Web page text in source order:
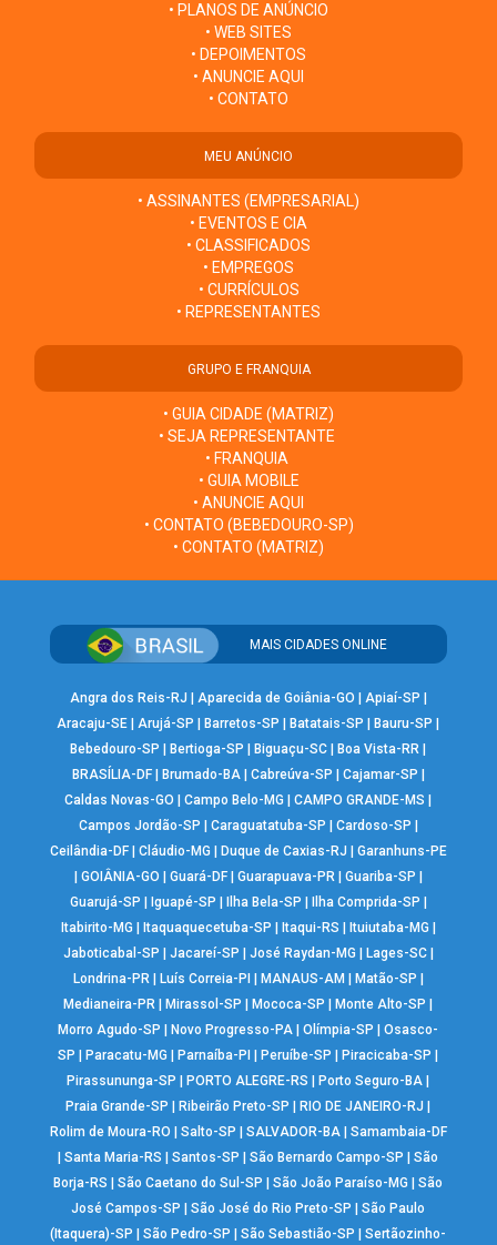
• PLANOS DE ANÚNCIO
• WEB SITES
• DEPOIMENTOS
• ANUNCIE AQUI
• CONTATO
MEU ANÚNCIO
• ASSINANTES (EMPRESARIAL)
• EVENTOS E CIA
• CLASSIFICADOS
• EMPREGOS
• CURRÍCULOS
• REPRESENTANTES
GRUPO E FRANQUIA
• GUIA CIDADE (MATRIZ)
• SEJA REPRESENTANTE
• FRANQUIA
• GUIA MOBILE
• ANUNCIE AQUI
• CONTATO (BEBEDOURO-SP)
• CONTATO (MATRIZ)
MAIS CIDADES ONLINE
Angra dos Reis-RJ Aparecida de Goiânia-GO Apiaí-SP
Aracaju-SE |Arujá-SP Barretos-SP Batatais-SP Bauru-SP
Bebedouro-SP
Bertioga-SP Biguaçu-SC Boa Vista-RR
BRASÍLIA-DF| Brumado-BA| Cabreúva-SP Cajamar-SP
Caldas Novas-GO
|Campo Belo-MG |CAMPO GRANDE-MS
Campos Jordão-SP
Caraguatatuba-SP Cardoso-SP
Ceilândia-DF| Cláudio-MG Duque de Caxias-RJ
Garanhuns-PE
GOIÂNIA-GO Guará-DF| Guarapuava-PR| Guariba-SP
Guarujá-SP
Iguapé-SP Ilha Bela-SP Ilha Comprida-SP
Itabirito-MG
Itaquaquecetuba-SP Itaqui-RS Ituiutaba-MG
Jaboticabal-SP
Jacareí-SP José Raydan-MG Lages-SC|
Londrina-PR| Luís Correia-PI MANAUS-AM Matão-SP
Medianeira-PR
Mirassol-SP Mococa-SP Monte Alto-SP
Morro Agudo-SP
Novo Progresso-PA |Olímpia-SP |Osasco-
SP
Paracatu-MG Parnaíba-PI Peruíbe-SP Piracicaba-SP
Pirassununga-SP
PORTO ALEGRE-RS Porto Seguro-BA
Praia Grande-SP
Ribeirão Preto-SP RIO DE JANEIRO-RJ
Rolim de Moura-RO
Salto-SP SALVADOR-BA| Samambaia-DF
|Santa Maria-RS |Santos-SP |São Bernardo Campo-SP |São
Borja-RS
|São Caetano do Sul-SP |São João Paraíso-MG |São
José Campos-SP
|São José do Rio Preto-SP |São Paulo
(Itaquera)-SP
|São Pedro-SP |São Sebastião-SP |Sertãozinho-